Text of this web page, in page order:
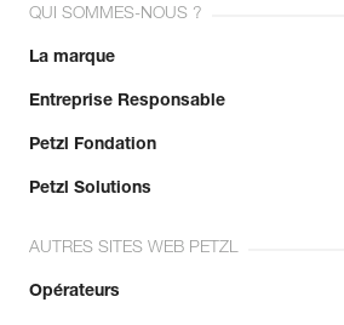
QUI SOMMES-NOUS ?
La marque
Entreprise Responsable
Petzl Fondation
Petzl Solutions
AUTRES SITES WEB PETZL
Opérateurs